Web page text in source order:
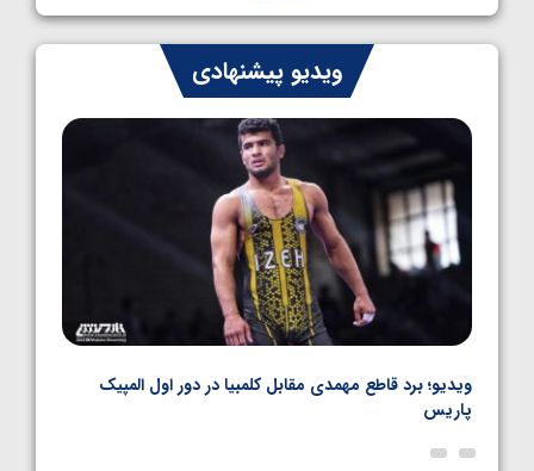
1405/05/07
ایران چشم به راه چهار مدال در پنج وزن دوم
کشتی فرنگی نوجوانان جهان
1405/05/06
ویدیو پیشنهادی
ویدیو؛ برد قاطع مهمدی مقابل کلمبیا در دور اول المپیک
پاریس